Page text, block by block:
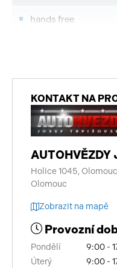
hands free
imobilizér
centrální zamykání
start-stop systém
digitální příjem rádia
brzdový asistent
deaktivace airbagu
KONTAKT NA
Holice 1045,
Olomouc
Zobrazit na mapě
Provozní
Pondělí
9:00 -
Úterý
9:00 -